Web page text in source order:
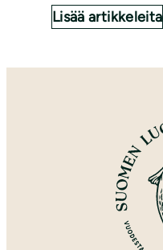
Lisää artikkeleita